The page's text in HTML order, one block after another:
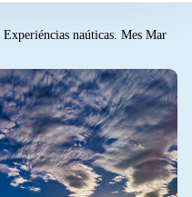
Experiéncias naúticas. Mes Mar